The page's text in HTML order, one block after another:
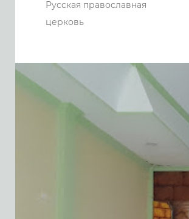
Русская православная
церковь
170